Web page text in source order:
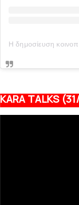
KARA TALKS